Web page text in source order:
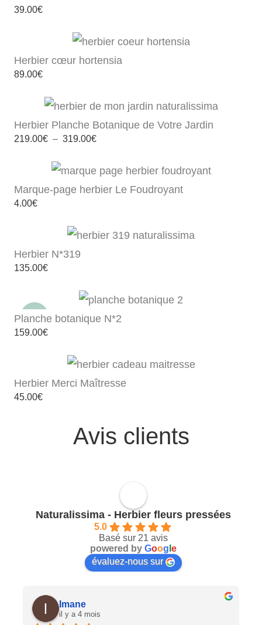
39.00€
Herbier cœur hortensia
89.00€
Herbier Planche Botanique de Votre Jardin
219.00€ – 319.00€Plage
219.00€
à
319.00€
Marque-page herbier Le Foudroyant
4.00€
Herbier N*319
135.00€
Planche botanique N*2
159.00€
Herbier Merci Maîtresse
45.00€
Avis clients
Naturalissima - Herbier fleurs pressées
5.0
Basé sur 21 avis
powered by Goog e
évaluez-nous sur
Imane
il y a 4 mois